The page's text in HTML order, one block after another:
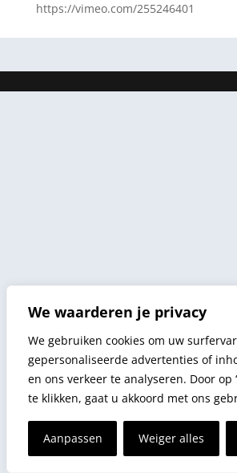
We waarderen je privacy
We gebruiken cookies om uw
gepersonaliseerde advertenties of
en ons verkeer te analyseren. Door op
te klikken, gaat u akkoord met ons
Aanpassen Weiger alles
https://vimeo.com/255246401